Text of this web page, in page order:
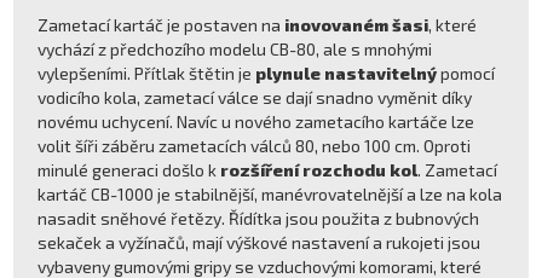
Zametací kartáč je postaven na inovovaném šasi, které
vychází z předchozího modelu CB-80, ale s mnohými
vylepšeními. Přítlak štětin je plynule nastavitelnýpomocí
vodicího kola, zametací válce se dají snadno vyměnit díky
novému uchycení. Navíc u nového zametacího kartáče lze
volit šíři záběru zametacích válců 80, nebo 100 cm. Oproti
minulé generaci došlo k rozšíření rozchodu kol. Zametací
kartáč CB-1000 je stabilnější, manévrovatelnější a lze na kola
nasadit sněhové řetězy. Řídítka jsou použita z bubnových
sekaček a vyžínačů, mají výškové nastavení a rukojeti jsou
vybaveny gumovými gripy se vzduchovými komorami, které